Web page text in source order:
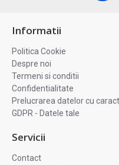
Informatii
Politica Cookie
Despre noi
Termeni si conditii
Confidentialitate
Prelucrarea datelor cu
GDPR - Datele tale
Servicii
Contact